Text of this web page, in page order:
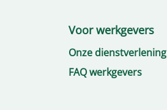
Voor werkgevers
Onze dienstverlening
FAQ werkgevers